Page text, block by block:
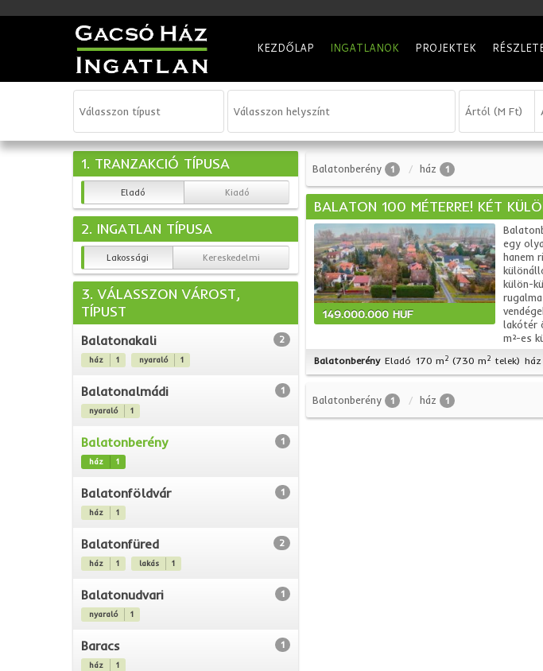
KEZDŐLAP INGATLANOK PROJEKTEK
1. TRANZAKCIÓ TÍPUSA
Eladó Kiadó
2. INGATLAN TÍPUSA
Lakossági Kereskedelmi
3. VÁLASSZON VÁROST,
TÍPUST
Balatonakali 2
ház 1 nyaraló 1
Balatonalmádi 1
nyaraló 1
Balatonberény 1
ház 1
Balatonföldvár 1
ház 1
Balatonfüred 2
ház 1 lakás 1
Balatonudvari 1
nyaraló 1
Baracs 1
ház 1
Balatonberény 1 ház 1
BALATON 100 MÉTERRE! KÉT
149.000.000 HUF
egy
hanem
külön-
lakótér
m²-es
Balatonberény Eladó 170 m2 (730 m2 telek) ház
Balatonberény 1 ház 1